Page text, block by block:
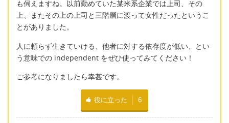
も伺えますね。以前勤めていた某米系企業では上司、その
上、またその上の上司と三階層に渡って女性だったというこ
とがありました。
人に頼らず生きていける、他者に対する依存度が低い、とい
う意味での independent をぜひ使ってみてください！
ご参考になりましたら幸甚です。
役に立った 6